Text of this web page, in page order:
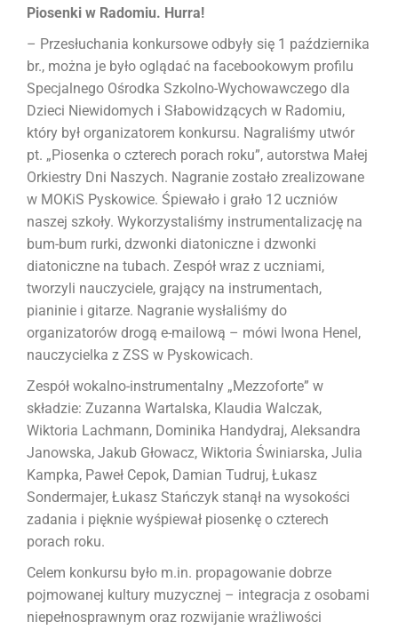
Piosenki w Radomiu. Hurra!
– Przesłuchania konkursowe odbyły się 1 października
br., można je było oglądać na facebookowym profilu
Specjalnego Ośrodka Szkolno-Wychowawczego dla
Dzieci Niewidomych i Słabowidzących w Radomiu,
który był organizatorem konkursu. Nagraliśmy utwór
pt. „Piosenka o czterech porach roku”, autorstwa Małej
Orkiestry Dni Naszych. Nagranie zostało zrealizowane
w MOKiS Pyskowice. Śpiewało i grało 12 uczniów
naszej szkoły. Wykorzystaliśmy instrumentalizację na
bum-bum rurki, dzwonki diatoniczne i dzwonki
diatoniczne na tubach. Zespół wraz z uczniami,
tworzyli nauczyciele, grający na instrumentach,
pianinie i gitarze. Nagranie wysłaliśmy do
organizatorów drogą e-mailową – mówi Iwona Henel,
nauczycielka z ZSS w Pyskowicach.
Zespół wokalno-instrumentalny „Mezzoforte” w
składzie: Zuzanna Wartalska, Klaudia Walczak,
Wiktoria Lachmann, Dominika Handydraj, Aleksandra
Janowska, Jakub Głowacz, Wiktoria Świniarska, Julia
Kampka, Paweł Cepok, Damian Tudruj, Łukasz
Sondermajer, Łukasz Stańczyk stanął na wysokości
zadania i pięknie wyśpiewał piosenkę o czterech
porach roku.
Celem konkursu było m.in. propagowanie dobrze
pojmowanej kultury muzycznej – integracja z osobami
niepełnosprawnym oraz rozwijanie wrażliwości